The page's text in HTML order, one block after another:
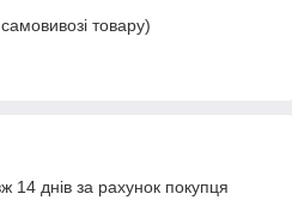
товару)
14 днів за рахунок покупця